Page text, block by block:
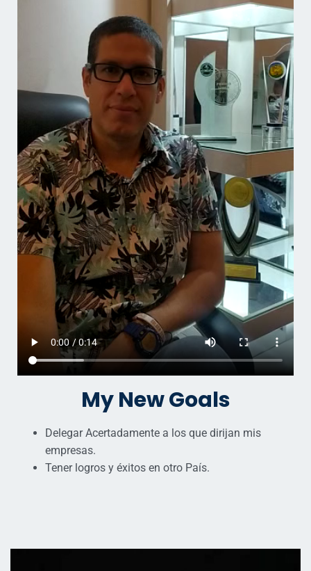
My New Goals
Delegar Acertadamente a los que dirijan mis
empresas.
Tener logros y éxitos en otro País.